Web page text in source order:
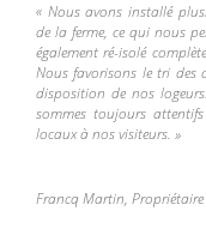
« Nous avons installé
de la ferme, ce qui nous
également ré-isolé
Nous favorisons le tri des
disposition de nos
sommes toujours
locaux à nos visiteurs. »
Francq Martin, Propriétaire